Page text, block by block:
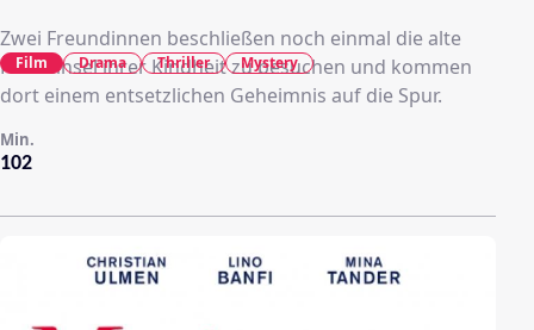
Zwei Freundinnen beschließen noch einmal die alte
Ferieninsel ihrer Kindheit zu besuchen und kommen
dort einem entsetzlichen Geheimnis auf die Spur.
102
Min.
Film Drama Thriller Mystery